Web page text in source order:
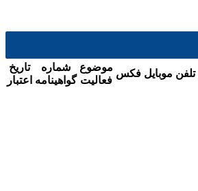
تلفن موبايل فكس
موضوع
فعاليت
شماره
گواهينامه
تاريخ
اعتبار